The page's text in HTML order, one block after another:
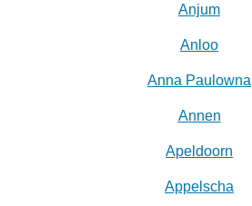
Anjum
Anloo
Anna Paulowna
Annen
Apeldoorn
Appelscha